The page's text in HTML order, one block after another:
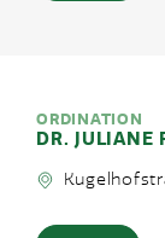
ORDINATION
DR. JULIANE